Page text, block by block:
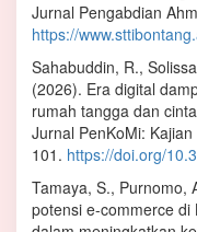
Jurnal Pengabdian
https://
Sahabuddin, R.,
(2026). Era digital
rumah tangga dan
Jurnal PenKoMi:
101. https://doi.org/
Tamaya, S., Purnomo,
potensi e-commerce